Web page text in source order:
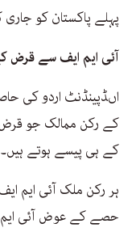
پہلے پاکستان کو جاری
آئی ایم ایف سے قرض
اںڈپینڈنٹ اردو کی
کے رکن ممالک جو
کے ہی پیسے ہوتے ہیں۔
ہر رکن ملک آئی ایم
حصے کے عوض آئی ایم